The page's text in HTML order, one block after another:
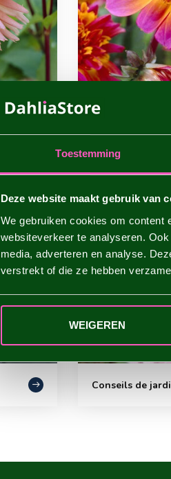
Toestemming
Deze website maakt gebruik van
We gebruiken cookies om content
websiteverkeer te analyseren.
media, adverteren en analyse.
verstrekt of die ze hebben
WEIGEREN
Conseils de